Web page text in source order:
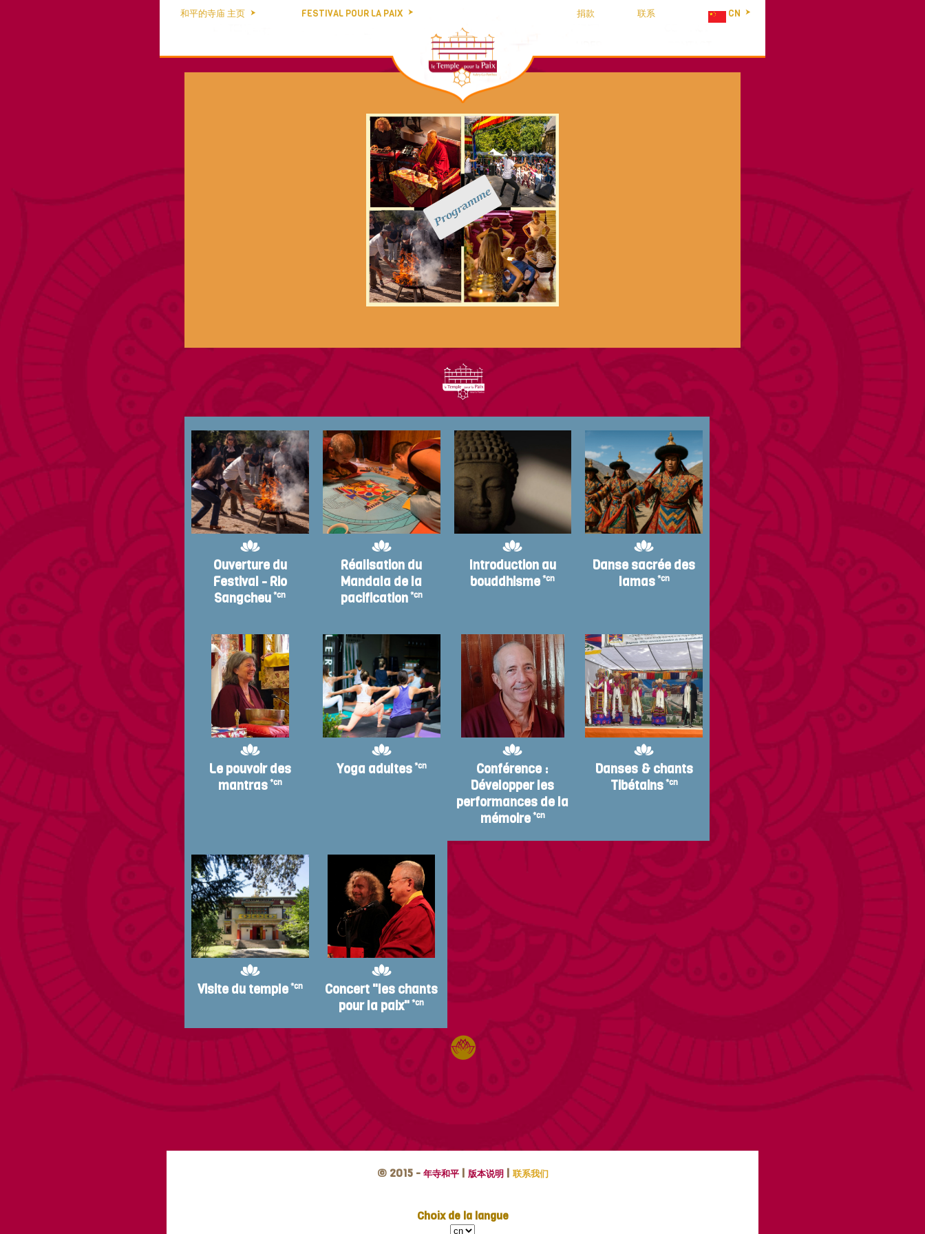
和平的寺庙 主页 FESTIVAL POUR LA PAIX 捐款 联系 CN
Ouverture du
Festival - Rio
Sangcheu *cn
Réalisation du
Mandala de la
pacification*cn
Introduction au
bouddhisme *cn
Danse sacrée des
lamas*cn
Le pouvoir des
mantras*cn
Yoga adultes*cn
Conférence :
Développer les
performances de la
mémoire*cn
Danses & chants
Tibétains*cn
Visite du temple*cn
Concert "les chants
pour la paix" *cn
© 2015 - 年寺和平 | 版本说明 | 联系我们
Choix de la langue